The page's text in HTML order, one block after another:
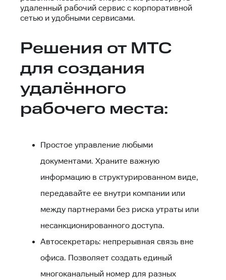
удаленный рабочий сервис с корпоративной
сетью и удобными сервисами.
Решения от МТС
для создания
удалённого
рабочего места:
Простое управление любыми
документами. Храните важную
информацию в структурированном виде,
передавайте ее внутри компании или
между партнерами без риска утраты или
несанкционированного доступа.
Автосекретарь: непрерывная связь вне
офиса. Позволяет создать единый
многоканальный номер для разных